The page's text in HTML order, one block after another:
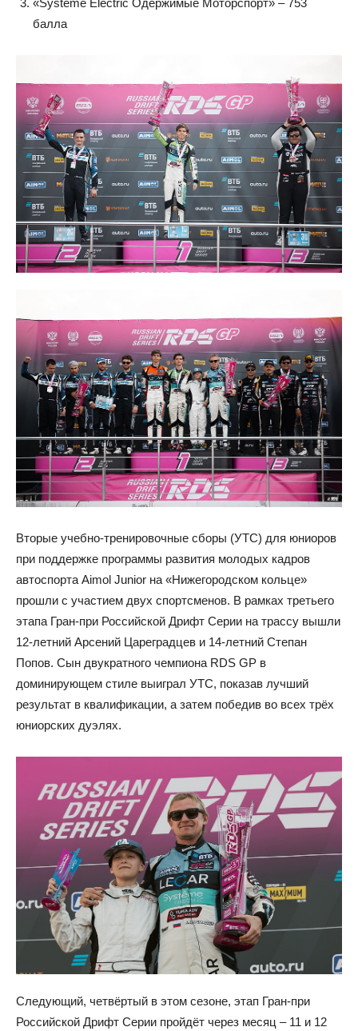
балла
Вторые учебно-тренировочные сборы (УТС) для юниоров
при поддержке программы развития молодых кадров
автоспорта Aimol Junior на «Нижегородском кольце»
прошли с участием двух спортсменов. В рамках третьего
этапа Гран-при Российской Дрифт Серии на трассу вышли
12-летний Арсений Цареградцев и 14-летний Степан
Попов. Сын двукратного чемпиона RDS GP в
доминирующем стиле выиграл УТС, показав лучший
результат в квалификации, а затем победив во всех трёх
юниорских дуэлях.
Следующий, четвёртый в этом сезоне, этап Гран-при
Российской Дрифт Серии пройдёт через месяц – 11 и 12